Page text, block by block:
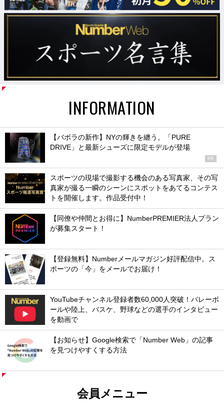
INFORMATION
【バボラの新作】NYの輝きを纏う。「PURE
DRIVE」と最新シューズに限定モデルが登場
PR
スポーツの現場で撮影する機会のある写真家、その写
真家が撮る一瞬のシーンにスポットをあてるコンテス
トを開催します。作品受付中！
【同僚や仲間とお得に】NumberPREMIER法人プラン
が募集スタート！
【登録無料】Numberメールマガジン好評配信中。ス
ポーツの「今」をメールでお届け！
YouTubeチャンネル登録者数60,000人突破！バレーボ
ールや陸上、バスケ、野球などの選手のインタビュー
を動画で
【お知らせ】Google検索で「Number Web」の記事
を見つけやすくする方法
会員メニュー